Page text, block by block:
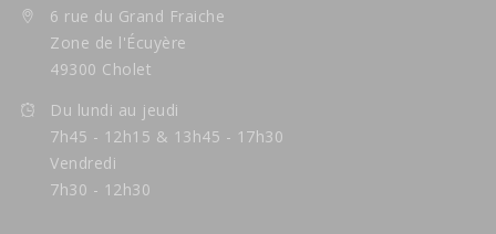
6 rue du Grand Fraiche
Zone de l'Écuyère
49300 Cholet
Du lundi au jeudi
7h45 - 12h15 & 13h45 - 17h30
Vendredi
7h30 - 12h30